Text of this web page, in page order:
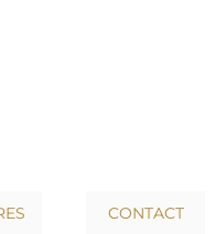
CONTACT